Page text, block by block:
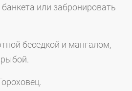
или забронировать
беседкой и мангалом,